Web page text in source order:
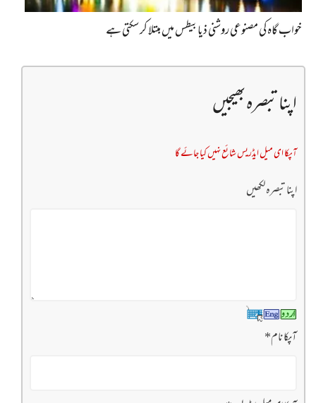
خواب گاہ کی مصنوعی روشنی ذیابیطس میں مبتلا کر سکتی ہے
اپنا تبصرہ بھیجیں
آپکا ای میل ایڈریس شائع نہیں کیا جائے گا
اپنا تبصرہ لکھیں
آپکا نام*